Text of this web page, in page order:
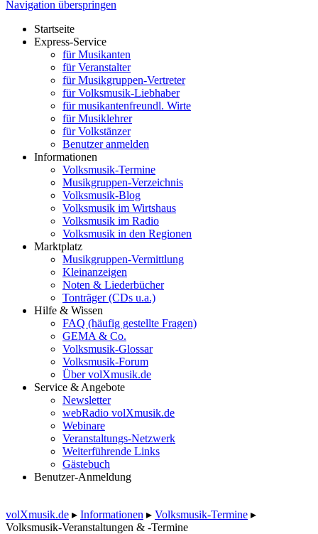
Navigation überspringen
Startseite
Express-Service
für Musikanten
für Veranstalter
für Musikgruppen-Vertreter
für Volksmusik-Liebhaber
für musikantenfreundl. Wirte
für Musiklehrer
für Volkstänzer
Benutzer anmelden
Informationen
Volksmusik-Termine
Musikgruppen-Verzeichnis
Volksmusik-Blog
Volksmusik im Wirtshaus
Volksmusik im Radio
Volksmusik in den Regionen
Marktplatz
Musikgruppen-Vermittlung
Kleinanzeigen
Noten & Liederbücher
Tonträger (CDs u.a.)
Hilfe & Wissen
FAQ (häufig gestellte Fragen)
GEMA & Co.
Volksmusik-Glossar
Volksmusik-Forum
Über volXmusik.de
Service & Angebote
Newsletter
webRadio volXmusik.de
Webinare
Veranstaltungs-Netzwerk
Weiterführende Links
Gästebuch
Benutzer-Anmeldung
volXmusik.de ▸ Informationen ▸ Volksmusik-Termine ▸
Volksmusik-Veranstaltungen & -Termine